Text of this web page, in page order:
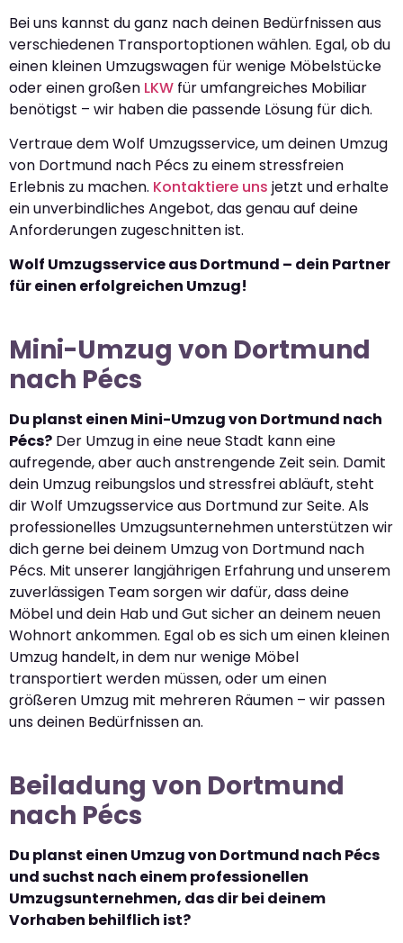
Bei uns kannst du ganz nach deinen Bedürfnissen aus
verschiedenen Transportoptionen wählen. Egal, ob du
einen kleinen Umzugswagen für wenige Möbelstücke
oder einen großen LKW für umfangreiches Mobiliar
benötigst – wir haben die passende Lösung für dich.
Vertraue dem Wolf Umzugsservice, um deinen Umzug
von Dortmund nach Pécs zu einem stressfreien
Erlebnis zu machen. Kontaktiere uns jetzt und erhalte
ein unverbindliches Angebot, das genau auf deine
Anforderungen zugeschnitten ist.
Wolf Umzugsservice aus Dortmund – dein Partner
für einen erfolgreichen Umzug!
Mini-Umzug von Dortmund
nach Pécs
Du planst einen Mini-Umzug von Dortmund nach
Pécs? Der Umzug in eine neue Stadt kann eine
aufregende, aber auch anstrengende Zeit sein. Damit
dein Umzug reibungslos und stressfrei abläuft, steht
dir Wolf Umzugsservice aus Dortmund zur Seite. Als
professionelles Umzugsunternehmen unterstützen wir
dich gerne bei deinem Umzug von Dortmund nach
Pécs. Mit unserer langjährigen Erfahrung und unserem
zuverlässigen Team sorgen wir dafür, dass deine
Möbel und dein Hab und Gut sicher an deinem neuen
Wohnort ankommen. Egal ob es sich um einen kleinen
Umzug handelt, in dem nur wenige Möbel
transportiert werden müssen, oder um einen
größeren Umzug mit mehreren Räumen – wir passen
uns deinen Bedürfnissen an.
Beiladung von Dortmund
nach Pécs
Du planst einen Umzug von Dortmund nach Pécs
und suchst nach einem professionellen
Umzugsunternehmen, das dir bei deinem
Vorhaben behilflich ist?